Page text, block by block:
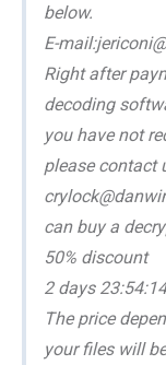
below.
E-
Right after
decoding
you have not
please contact
can buy a
50% discount
2 days 23:54:14
The price
your files will